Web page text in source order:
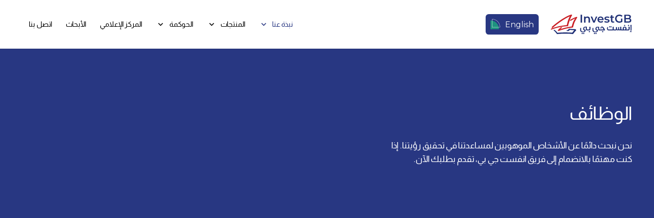
English نبذة عنا المنتجات الحوكمة المركز الإعلامي الأبحاث اتصل بنا
الوظائف
نحن نبحث دائمًا عن الأشخاص الموهوبين لمساعدتنا في تحقيق رؤيتنا. إذا
كنت مهتمًا بالانضمام إلى فريق انفست جي بي، تقدم بطلبك الآن.